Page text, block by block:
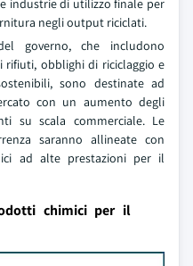
industrie di utilizzo finale per
negli output riciclati.
governo, che includono
rifiuti, obblighi di riciclaggio e
sono destinate ad
con un aumento degli
su scala commerciale. Le
saranno allineate con
ad alte prestazioni per il
chimici per il